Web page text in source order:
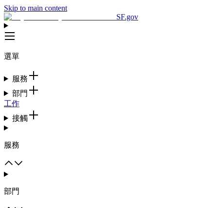
Skip to main content
SF.gov
選單
服務
部門
工作
接觸
服務
部門